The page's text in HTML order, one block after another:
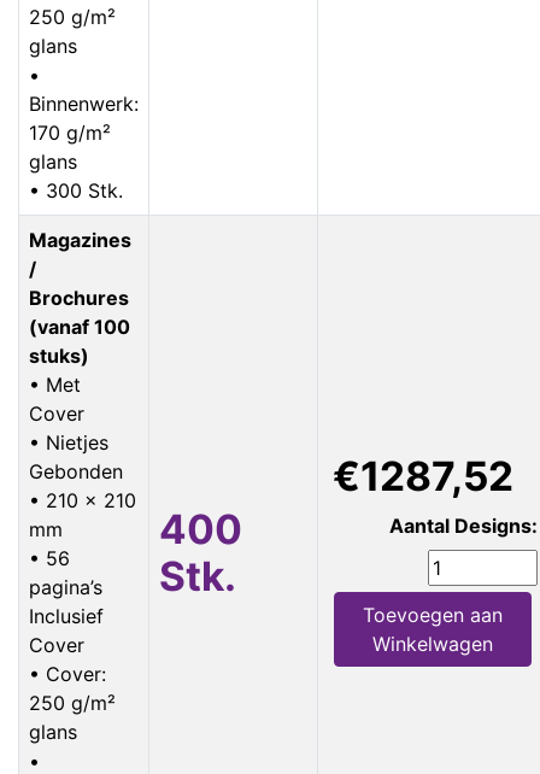
250 g/m²
glans
•
Binnenwerk:
170 g/m²
glans
• 300 Stk.
Magazines
/
Brochures
(vanaf 100
stuks)
• Met
Cover
• Nietjes
Gebonden
• 210 x 210
mm
• 56
pagina’s
Inclusief
Cover
• Cover:
250 g/m²
glans
•
400
Stk.
€1287,52
Aantal Designs:
Toevoegen aan
Winkelwagen